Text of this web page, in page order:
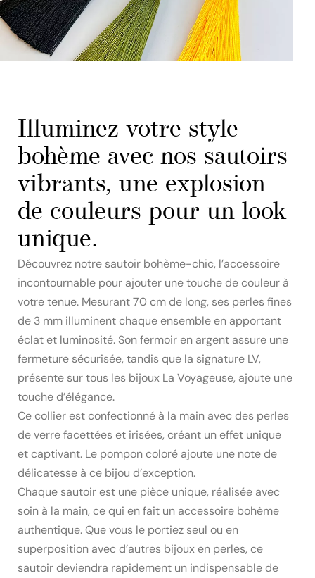
Illuminez votre style
bohème avec nos sautoirs
vibrants, une explosion
de couleurs pour un look
unique.
Découvrez notre sautoir bohème-chic, l’accessoire
incontournable pour ajouter une touche de couleur à
votre tenue. Mesurant 70 cm de long, ses perles fines
de 3 mm illuminent chaque ensemble en apportant
éclat et luminosité. Son fermoir en argent assure une
fermeture sécurisée, tandis que la signature LV,
présente sur tous les bijoux La Voyageuse, ajoute une
touche d’élégance.
Ce collier est confectionné à la main avec des perles
de verre facettées et irisées, créant un effet unique
et captivant. Le pompon coloré ajoute une note de
délicatesse à ce bijou d’exception.
Chaque sautoir est une pièce unique, réalisée avec
soin à la main, ce qui en fait un accessoire bohème
authentique. Que vous le portiez seul ou en
superposition avec d’autres bijoux en perles, ce
sautoir deviendra rapidement un indispensable de